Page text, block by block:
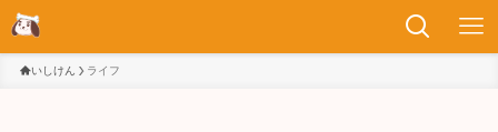
いしけん ライフ